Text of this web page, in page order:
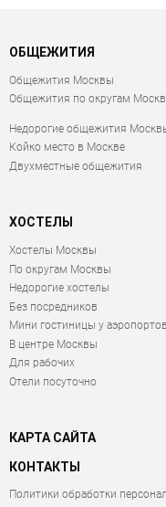
ОБЩЕЖИТИЯ
Общежития Москвы
Общежития по округам
Недорогие общежития
Койко место в Москве
Двухместные общежития
ХОСТЕЛЫ
Хостелы Москвы
По округам Москвы
Недорогие хостелы
Без посредников
Мини гостиницы у аэропортов
В центре Москвы
Для рабочих
Отели посуточно
КАРТА САЙТА
КОНТАКТЫ
Политики обработки